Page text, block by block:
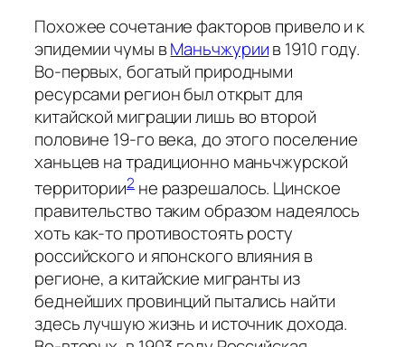
Похожее сочетание факторов привело и к
эпидемии чумы вМаньчжуриив 1910 году.
Во-первых, богатый природными
ресурсами регион был открыт для
китайской миграции лишь во второй
половине 19-го века, до этого поселение
ханьцев на традиционно маньчжурской
территории2не разрешалось. Цинское
правительство таким образом надеялось
хоть как-то противостоять росту
российского и японского влияния в
регионе, а китайские мигранты из
беднейших провинций пытались найти
здесь лучшую жизнь и источник дохода.